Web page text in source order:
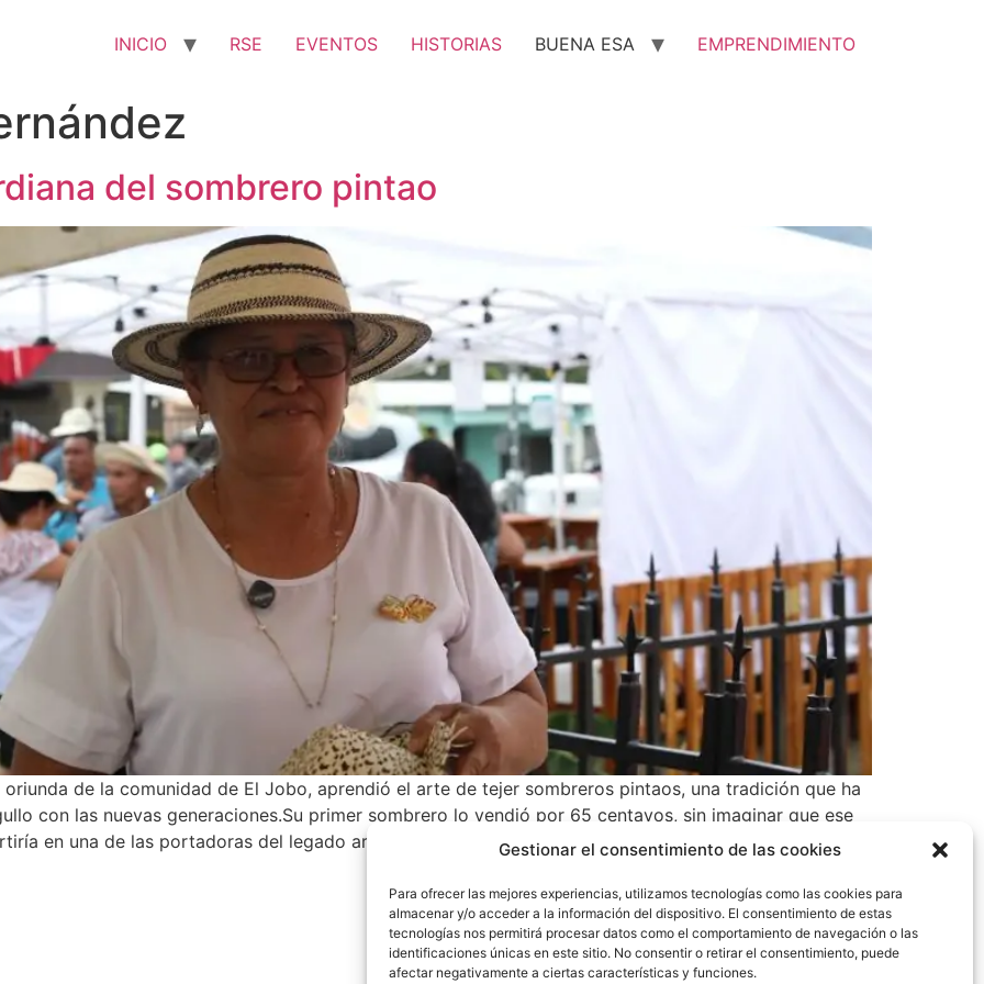
Gestionar el consentimiento de las cookies
Para ofrecer las mejores experiencias, utilizamos tecnologías como las cookies para
almacenar y/o acceder a la información del dispositivo. El consentimiento de estas
tecnologías nos permitirá procesar datos como el comportamiento de navegación o las
identificaciones únicas en este sitio. No consentir o retirar el consentimiento, puede
afectar negativamente a ciertas características y funciones.
INICIO RSE EVENTOS HISTORIAS BUENA ESA EMPRENDIMIENTO
del sombrero pintao
de la comunidad de El Jobo, aprendió el arte de tejer sombreros pintaos, una tradición que ha
con las nuevas generaciones.Su primer sombrero lo vendió por 65 centavos, sin imaginar que ese
en una de las portadoras del legado artesanal más representativo de Panamá.